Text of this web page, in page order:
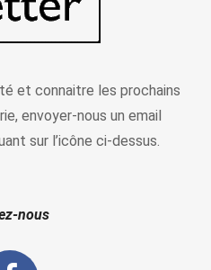
et connaitre les prochains
envoyer-nous un email
sur l’icône ci-dessus.
nous